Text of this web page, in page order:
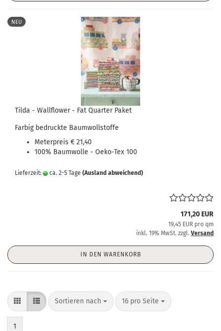
NEU
Tilda - Wallflower - Fat Quarter Paket
Farbig bedruckte Baumwollstoffe
Meterpreis € 21,40
100% Baumwolle - Oeko-Tex 100
Lieferzeit: ca. 2-5 Tage (Ausland abweichend)
171,20 EUR
19,45 EUR pro qm
inkl. 19% MwSt. zzgl. Versand
IN DEN WARENKORB
Sortieren nach
Sortieren nach 16 pro Seite
pro Seite
1